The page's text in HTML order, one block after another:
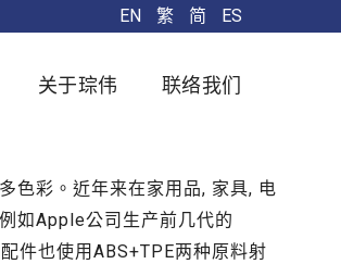
EN 繁 简 ES
关于琮伟 联络我们
色彩。近年来在家用品, 家具, 电
如Apple公司生产前几代的
件也使用ABS+TPE两种原料射